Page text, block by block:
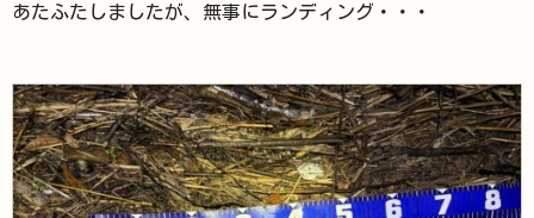
あたふたしましたが、無事にランディング・・・